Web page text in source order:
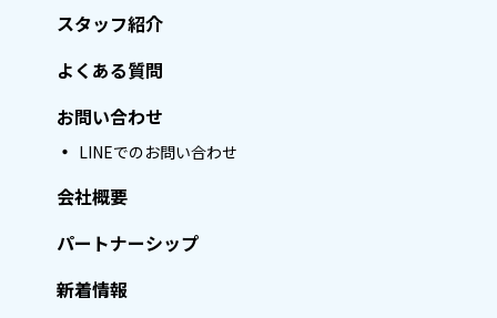
スタッフ紹介
よくある質問
お問い合わせ
LINEでのお問い合わせ
会社概要
パートナーシップ
新着情報